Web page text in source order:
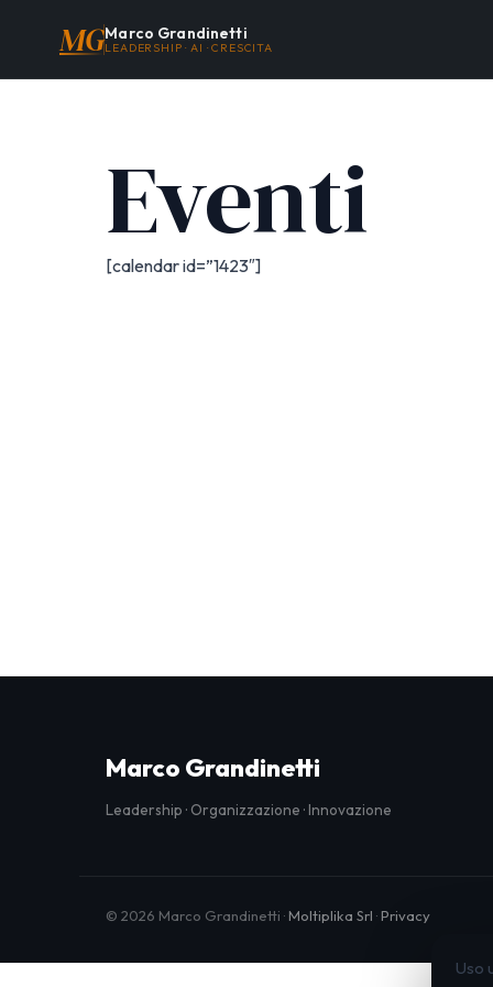
MGMarco Grandinetti
LEADERSHIP · AI · CRESCITA
Eventi
[calendar id=”1423″]
Marco Grandinetti
Leadership · Organizzazione · Innovazione
© 2026 Marco Grandinetti ·Moltiplika Srl ·Privacy
Uso